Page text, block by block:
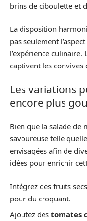
brins de ciboulette et
La disposition
pas seulement
l’expérience culinaire.
captivent les convives
Les variations
encore plus
Bien que la salade de
savoureuse telle
envisagées afin de
idées pour enrichir
Intégrez des fruits
pour du croquant.
Ajoutez des tomates